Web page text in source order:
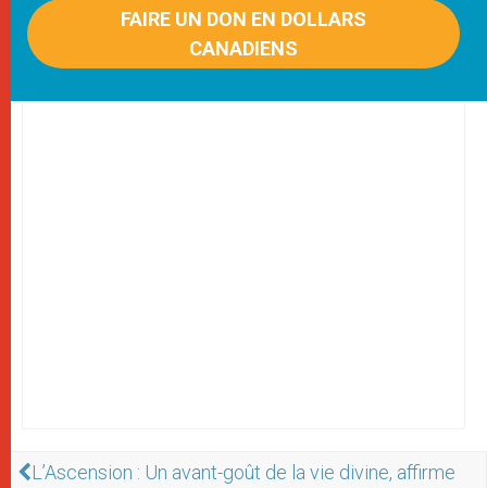
FAIRE UN DON EN DOLLARS
CANADIENS
L’Ascension : Un avant-goût de la vie divine, affirme